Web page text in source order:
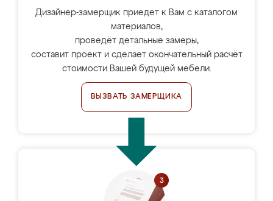
Дизайнер-замерщик приедет к Вам с каталогом
материалов,
проведёт детальные замеры,
составит проект и сделает окончательный расчёт
стоимости Вашей будущей мебели.
ВЫЗВАТЬ ЗАМЕРЩИКА